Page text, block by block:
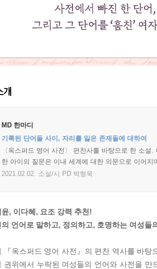
개
MD 한마디
기록된 단어들 사이, 자리를 잃은 존재들에 대하여
〈옥스퍼드 영어 사전〉 편찬사를 바탕으로 한 소
한 아이의 질문은 이내 세계에 대한 의문으로 이어
2021.02.02. 소설/시 PD 박형욱
윤, 이다혜, 요조 강력 추천!
언어로 말하고, 정의하고, 호명하는 여성들
『옥스퍼드 영어 사전』의 편찬 역사를 바탕
권위에서 누락된 여성들의 언어와 사전을